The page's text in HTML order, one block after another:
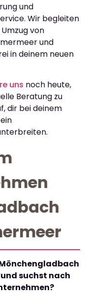
und
Wir begleiten
von
und
in deinem neuen
uns noch heute,
Beratung zu
dir bei deinem
suchst nach